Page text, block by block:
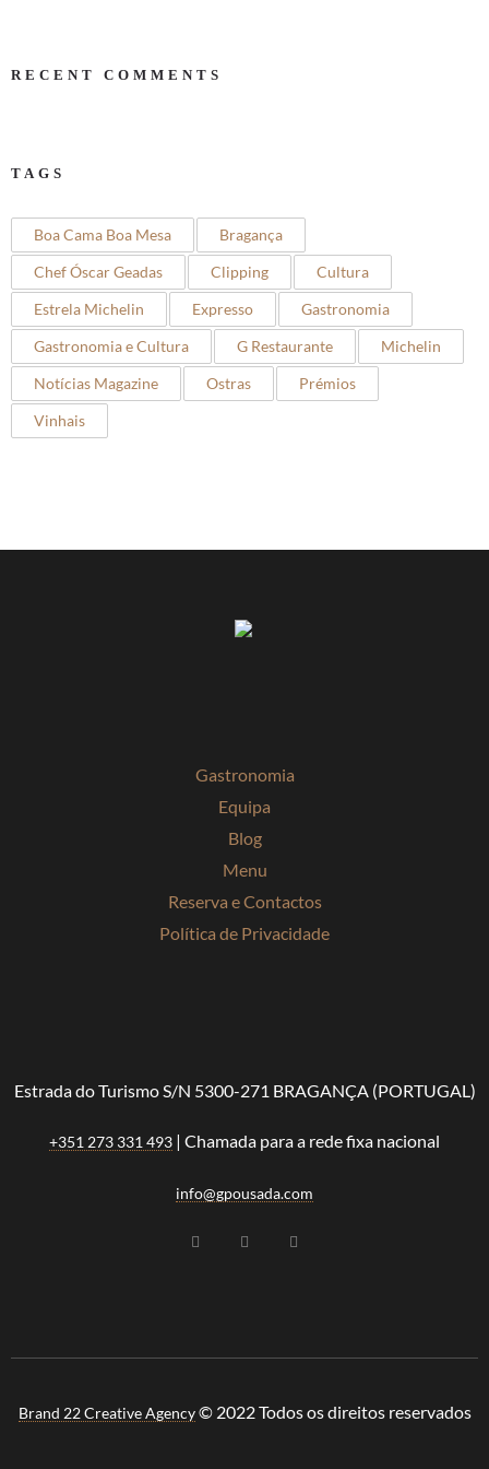
RECENT COMMENTS
TAGS
Boa Cama Boa Mesa
Bragança
Chef Óscar Geadas
Clipping
Cultura
Estrela Michelin
Expresso
Gastronomia
Gastronomia e Cultura
G Restaurante
Michelin
Notícias Magazine
Ostras
Prémios
Vinhais
Gastronomia
Equipa
Blog
Menu
Reserva e Contactos
Política de Privacidade
Estrada do Turismo S/N 5300-271 BRAGANÇA (PORTUGAL)
+351 273 331 493 | Chamada para a rede fixa nacional
info@gpousada.com
Brand 22 Creative Agency© 2022 Todos os direitos reservados